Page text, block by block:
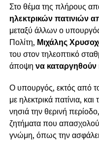
Στο θέμα της πλήρους
ηλεκτρικών πατινιών
μεταξύ άλλων ο
Πολίτη, Μιχάλης
του στον τηλεοπτικό
άποψη να καταργηθούν
Ο υπουργός, εκτός από
με ηλεκτρικά πατίνια,
νησιά την θερινή
ζητήματα που
γνώμη, όπως την